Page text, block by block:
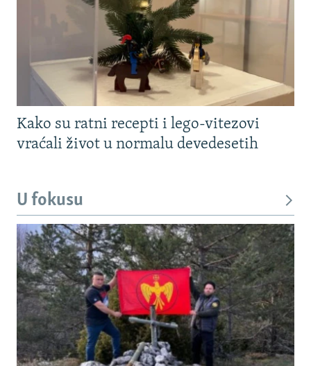
Kako su ratni recepti i lego-vitezovi
vraćali život u normalu devedesetih
U fokusu